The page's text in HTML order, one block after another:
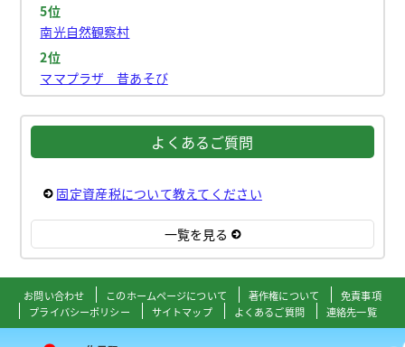
5位
南光自然観察村
2位
ママプラザ 昔あそび
よくあるご質問
固定資産税について教えてください
一覧を見る
お問い合わせ このホームページについて 著作権について
免責事項
プライバシーポリシー
サイトマップ よくあるご質問 連絡先一覧